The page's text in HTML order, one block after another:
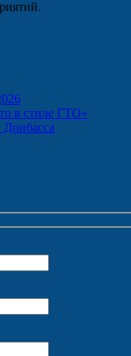
в стиле ГТО»
Донбасса